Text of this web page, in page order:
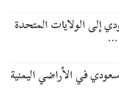
إلى الولايات المتحدة
في الأراضي اليمنية